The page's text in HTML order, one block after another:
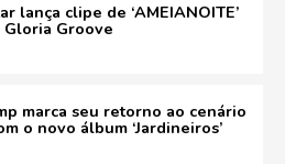
lança clipe de ‘AMEIANOITE’
Groove
marca seu retorno ao cenário
o novo álbum ‘Jardineiros’